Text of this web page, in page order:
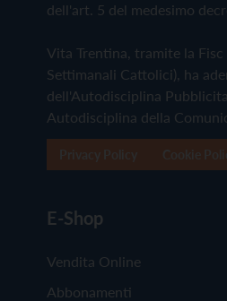
dell'art. 5 del medesimo
Vita Trentina, tramite la Fisc
Settimanali Cattolici), ha
dell'Autodisciplina
Autodisciplina della
E-Shop
Vendita Online
Abbonamenti